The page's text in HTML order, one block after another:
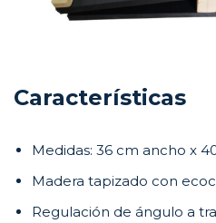
Características
Medidas: 36 cm ancho x
Madera tapizado con
Regulación de ángulo a